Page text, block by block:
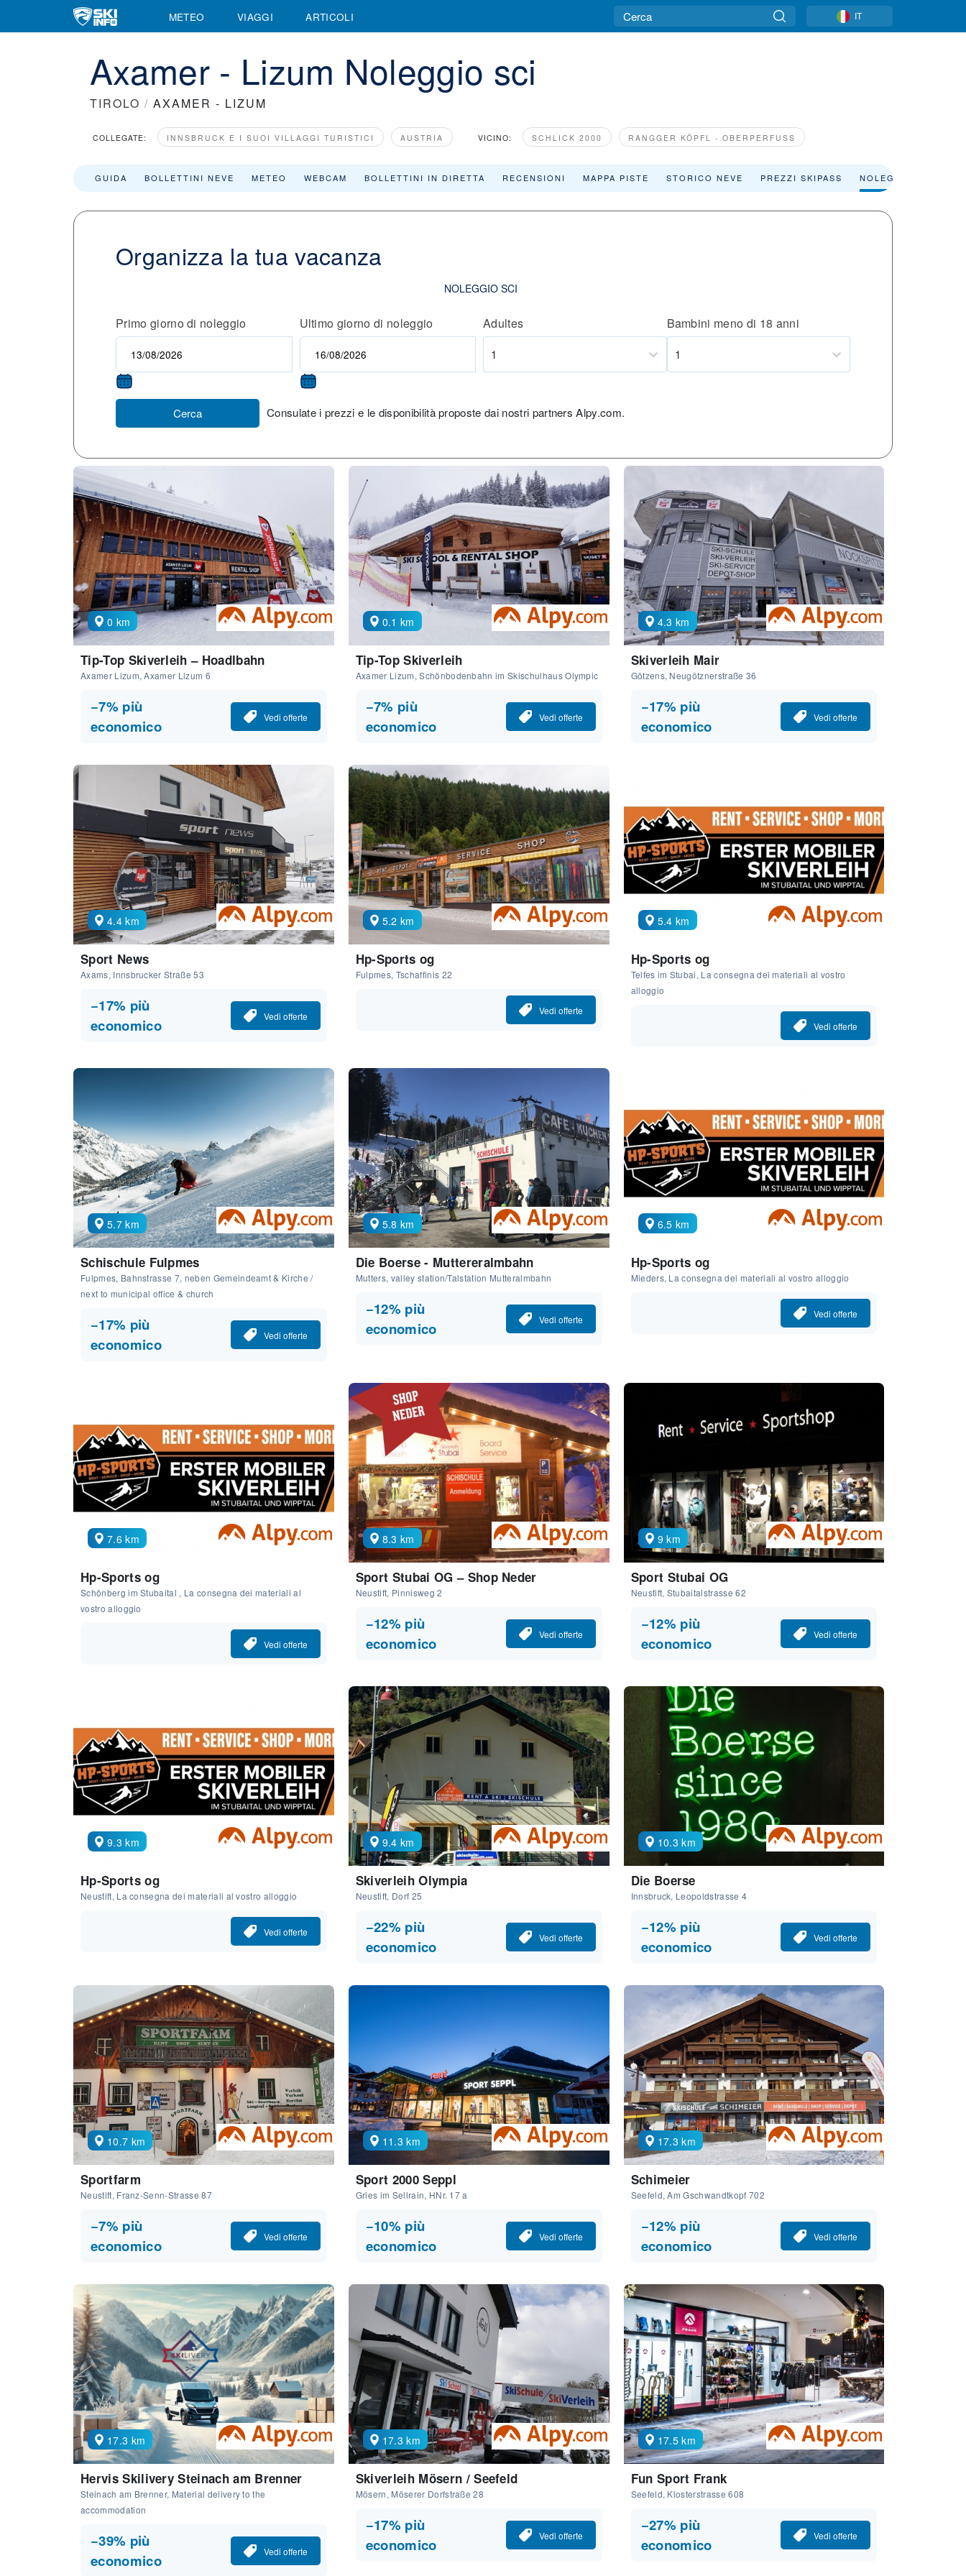
METEO VIAGGI ARTICOLI IT
Axamer - Lizum Noleggio sci
TIROLO / AXAMER - LIZUM
COLLEGATE: INNSBRUCK E I SUOI VILLAGGI TURISTICI AUSTRIA VICINO: SCHLICK 2000 RANGGER KÖPFL - OBERPERFUSS
GUIDA BOLLETTINI NEVE METEO WEBCAM BOLLETTINI IN DIRETTA RECENSIONI MAPPA PISTE STORICO NEVE PREZZI SKIPASS NOLEGGIO SCI
Organizza la tua vacanza
NOLEGGIO SCI
Primo giorno di noleggio Ultimo giorno di noleggio Adultes
1
Bambini meno di 18 anni
1
Cerca Consulate i prezzi e le disponibilità proposte dai nostri partners Alpy.com.
0 km
Tip-Top Skiverleih – Hoadlbahn
Axamer Lizum, Axamer Lizum 6
−7% più
economico
Vedi offerte
0.1 km
Tip-Top Skiverleih
Axamer Lizum, Schönbodenbahn im Skischulhaus Olympic
−7% più
economico
Vedi offerte
4.3 km
Skiverleih Mair
Götzens, Neugötznerstraße 36
−17% più
economico
Vedi offerte
4.4 km
Sport News
Axams, Innsbrucker Straße 53
−17% più
economico
Vedi offerte
5.2 km
Hp-Sports og
Fulpmes, Tschaffinis 22
Vedi offerte
5.4 km
Hp-Sports og
Telfes im Stubai, La consegna dei materiali al vostro
alloggio
Vedi offerte
5.7 km
Schischule Fulpmes
Fulpmes, Bahnstrasse 7, neben Gemeindeamt & Kirche /
next to municipal office & church
−17% più
economico
Vedi offerte
5.8 km
Die Boerse - Muttereralmbahn
Mutters, valley station/Talstation Mutteralmbahn
−12% più
economico
Vedi offerte
6.5 km
Hp-Sports og
Mieders, La consegna dei materiali al vostro alloggio
Vedi offerte
7.6 km
Hp-Sports og
Schönberg im Stubaital , La consegna dei materiali al
vostro alloggio
Vedi offerte
8.3 km
Sport Stubai OG – Shop Neder
Neustift, Pinnisweg 2
−12% più
economico
Vedi offerte
9 km
Sport Stubai OG
Neustift, Stubaitalstrasse 62
−12% più
economico
Vedi offerte
9.3 km
Hp-Sports og
Neustift, La consegna dei materiali al vostro alloggio
Vedi offerte
9.4 km
Skiverleih Olympia
Neustift, Dorf 25
−22% più
economico
Vedi offerte
10.3 km
Die Boerse
Innsbruck, Leopoldstrasse 4
−12% più
economico
Vedi offerte
10.7 km
Sportfarm
Neustift, Franz-Senn-Strasse 87
−7% più
economico
Vedi offerte
11.3 km
Sport 2000 Seppl
Gries im Sellrain, HNr. 17 a
−10% più
economico
Vedi offerte
17.3 km
Schimeier
Seefeld, Am Gschwandtkopf 702
−12% più
economico
Vedi offerte
17.3 km
Hervis Skilivery Steinach am Brenner
Steinach am Brenner, Material delivery to the
accommodation
−39% più
economico
Vedi offerte
17.3 km
Skiverleih Mösern / Seefeld
Mösern, Möserer Dorfstraße 28
−17% più
economico
Vedi offerte
17.5 km
Fun Sport Frank
Seefeld, Klosterstrasse 608
−27% più
economico
Vedi offerte